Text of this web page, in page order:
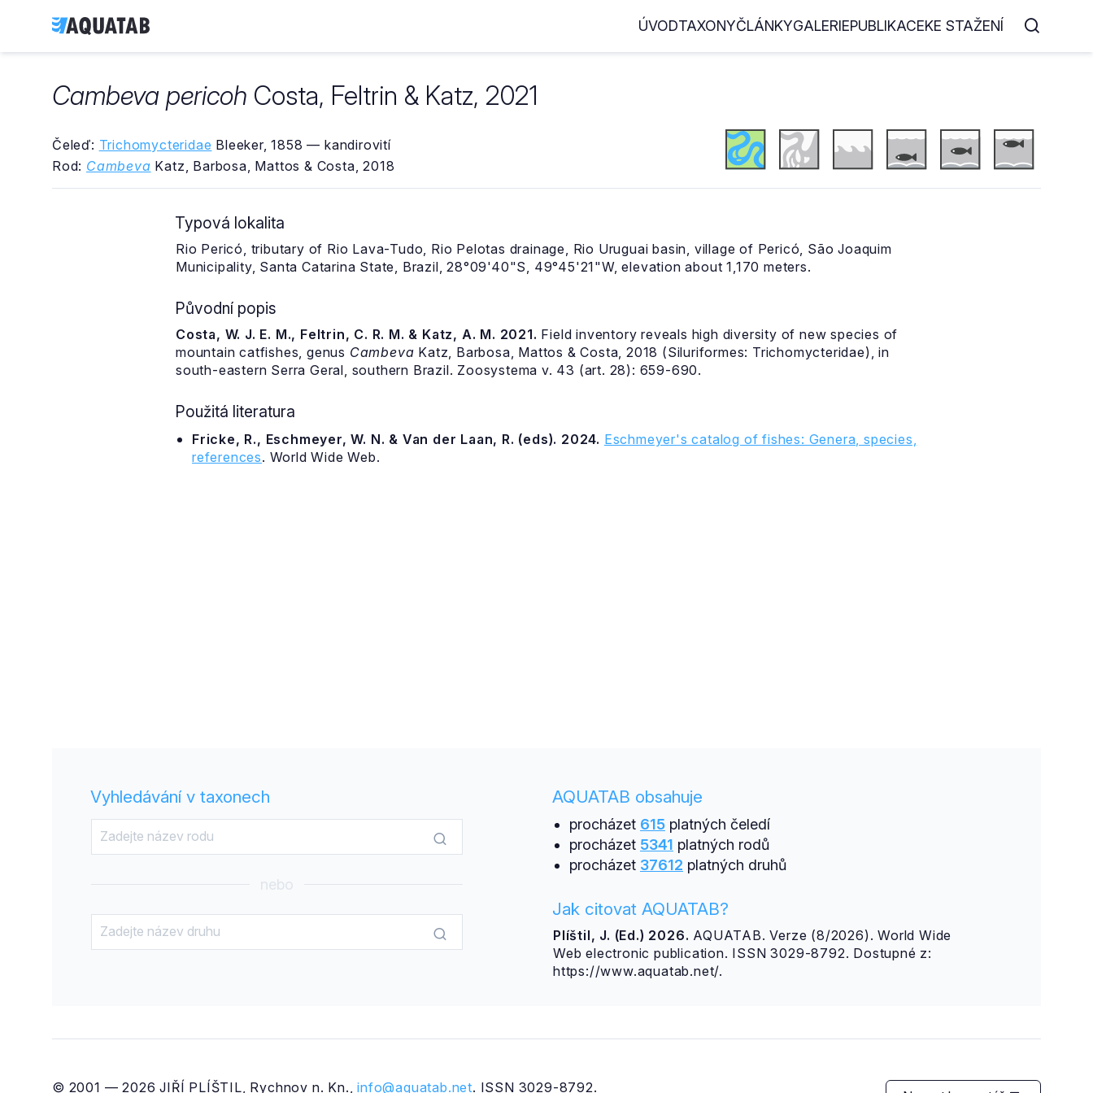
ÚVODTAXONYČLÁNKYGALERIEPUBLIKACEKE STAŽENÍ
Cambeva pericoh Costa, Feltrin & Katz, 2021
Čeleď: Trichomycteridae Bleeker, 1858 — kandirovití
Rod: Cambeva Katz, Barbosa, Mattos & Costa, 2018
Typová lokalita
Rio Pericó, tributary of Rio Lava-Tudo, Rio Pelotas drainage, Rio Uruguai basin, village of Pericó, São Joaquim
Municipality, Santa Catarina State, Brazil, 28°09'40"S, 49°45'21"W, elevation about 1,170 meters.
Původní popis
Costa, W. J. E. M., Feltrin, C. R. M. & Katz, A. M. 2021. Field inventory reveals high diversity of new species of
mountain catfishes, genus Cambeva Katz, Barbosa, Mattos & Costa, 2018 (Siluriformes: Trichomycteridae), in
south-eastern Serra Geral, southern Brazil. Zoosystema v. 43 (art. 28): 659-690.
Použitá literatura
Fricke, R., Eschmeyer, W. N. & Van der Laan, R. (eds). 2024. Eschmeyer's catalog of fishes: Genera, species,
references. World Wide Web.
Vyhledávání v taxonech
nebo
AQUATAB obsahuje
procházet 615platných čeledí
procházet 5341 platných rodů
procházet 37612 platných druhů
Jak citovat AQUATAB?
Plíštil, J. (Ed.) 2026. AQUATAB. Verze (8/2026). World Wide
Web electronic publication. ISSN 3029-8792. Dostupné z:
https://www.aquatab.net/.
© 2001 — 2026 JIŘÍ PLÍŠTIL, Rychnov n. Kn.,info@aquatab.net. ISSN 3029-8792.